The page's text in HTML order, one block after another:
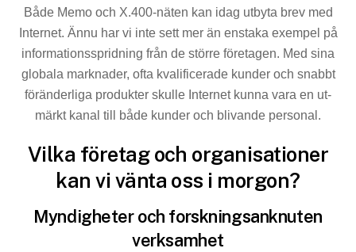
Både Memo och X.400-näten kan idag utbyta brev med
Internet. Ännu har vi inte sett mer än enstaka exempel på
informationsspridning från de större företagen. Med sina
globala marknader, ofta kvalificerade kunder och snabbt
föränderliga produkter skulle Internet kunna vara en ut­
märkt kanal till både kunder och blivande personal.
Vilka företag och organisationer
kan vi vänta oss i morgon?
Myndigheter och forskningsanknuten
verksamhet